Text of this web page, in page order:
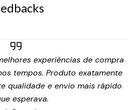
experiências de compra
tempos. Produto exatamente
qualidade e envio mais rápido
esperava.